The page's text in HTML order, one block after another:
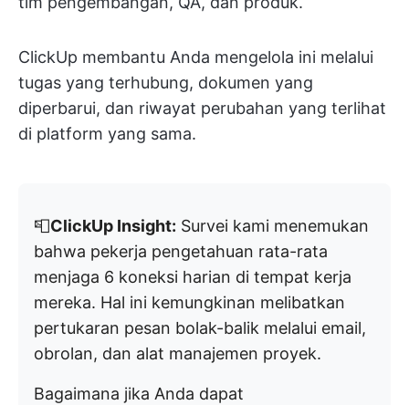
ClickUp membantu Anda mengelola ini melalui
tugas yang terhubung, dokumen yang
diperbarui, dan riwayat perubahan yang terlihat
di platform yang sama.
📮ClickUp Insight: Survei kami menemukan
bahwa pekerja pengetahuan rata-rata
menjaga 6 koneksi harian di tempat kerja
mereka. Hal ini kemungkinan melibatkan
pertukaran pesan bolak-balik melalui email,
obrolan, dan alat manajemen proyek.
Bagaimana jika Anda dapat